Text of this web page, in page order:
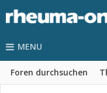
MENU
Foren durchsuchen